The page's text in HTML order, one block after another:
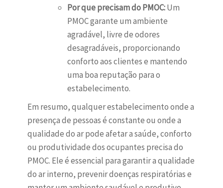
Por que precisam do PMOC:Um
PMOC garante um ambiente
agradável, livre de odores
desagradáveis, proporcionando
conforto aos clientes e mantendo
uma boa reputação para o
estabelecimento.
Em resumo, qualquer estabelecimento onde a
presença de pessoas é constante ou onde a
qualidade do ar pode afetar a saúde, conforto
ou produtividade dos ocupantes precisa do
PMOC. Ele é essencial para garantir a qualidade
do ar interno, prevenir doenças respiratórias e